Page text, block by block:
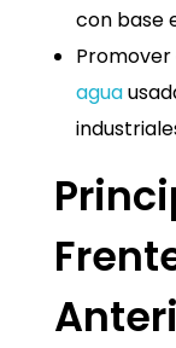
con base
Promover
agua